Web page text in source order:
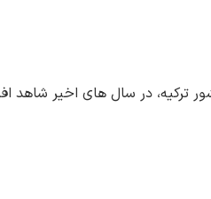
ترکیه، در سال های اخیر شاهد